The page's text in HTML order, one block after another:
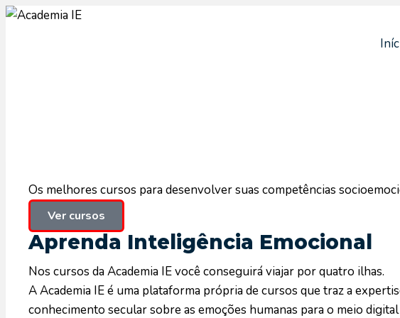
Os melhores cursos para desenvolver suas competências
Ver cursos
Aprenda Inteligência Emocional
Nos cursos da Academia IE você conseguirá viajar por quatro ilhas.
A Academia IE é uma plataforma própria de cursos que traz a
conhecimento secular sobre as emoções humanas para o meio